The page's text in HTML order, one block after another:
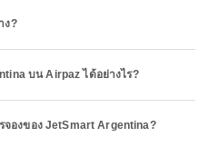
ง?
บน Airpaz ได้อย่างไร?
จองของ JetSmart Argentina?